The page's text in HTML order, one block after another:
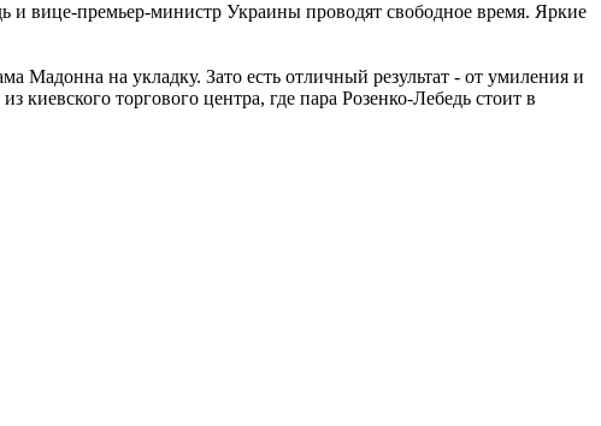
и вице-премьер-министр Украины проводят свободное время. Яркие
Мадонна на укладку. Зато есть отличный результат - от умиления и
торгового центра, где пара Розенко-Лебедь стоит в